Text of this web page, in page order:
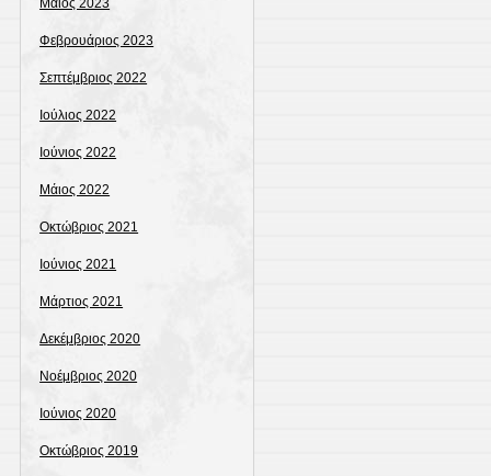
Μάιος 2023
Φεβρουάριος 2023
Σεπτέμβριος 2022
Ιούλιος 2022
Ιούνιος 2022
Μάιος 2022
Οκτώβριος 2021
Ιούνιος 2021
Μάρτιος 2021
Δεκέμβριος 2020
Νοέμβριος 2020
Ιούνιος 2020
Οκτώβριος 2019